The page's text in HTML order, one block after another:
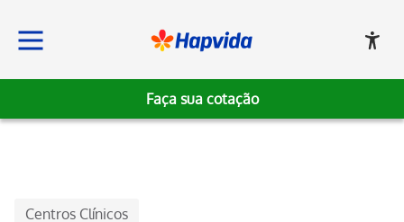
Faça sua cotação
Centros Clínicos